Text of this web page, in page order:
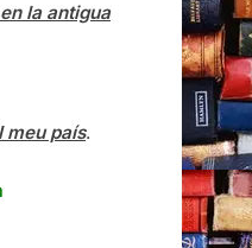
la antigua
meu país.